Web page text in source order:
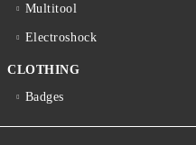
Multitool
Electroshock
CLOTHING
Badges